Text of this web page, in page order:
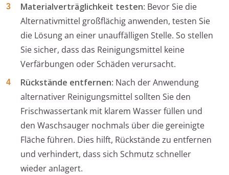
Materialverträglichkeit testen: Bevor Sie die
Alternativmittel großflächig anwenden, testen Sie
die Lösung an einer unauffälligen Stelle. So stellen
Sie sicher, dass das Reinigungsmittel keine
Verfärbungen oder Schäden verursacht.
Rückstände entfernen: Nach der Anwendung
alternativer Reinigungsmittel sollten Sie den
Frischwassertank mit klarem Wasser füllen und
den Waschsauger nochmals über die gereinigte
Fläche führen. Dies hilft, Rückstände zu entfernen
und verhindert, dass sich Schmutz schneller
wieder anlagert.